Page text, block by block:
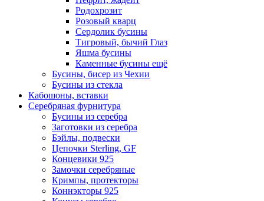
Родохрозит
Розовый кварц
Сердолик бусины
Тигровый, бычий Глаз
Яшма бусины
Каменные бусины ещё
Бусины, бисер из Чехии
Бусины из стекла
Кабошоны, вставки
Серебряная фурнитура
Бусины из серебра
Заготовки из серебра
Бэйлы, подвески
Цепочки Sterling, GF
Концевики 925
Замочки серебряные
Кримпы, протекторы
Коннэкторы 925